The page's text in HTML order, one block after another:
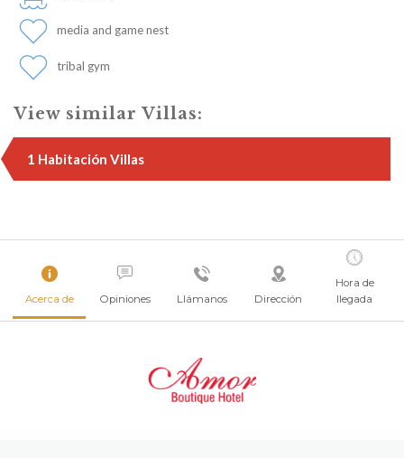
media and game nest
tribal gym
View similar Villas:
1 Habitación Villas
Acerca de Opiniones Llámanos Dirección
Hora de
llegada